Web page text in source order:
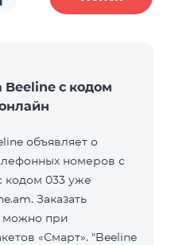
с кодом
объявляет о
номеров с
кодом 033 уже
Заказать
можно при
«Смарт». "Beeline